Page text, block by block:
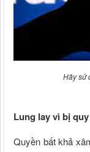
Hãy sử
Lung lay vì bị
Quyền bất khả